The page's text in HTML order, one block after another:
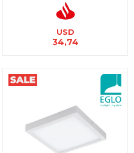
USD
34,74